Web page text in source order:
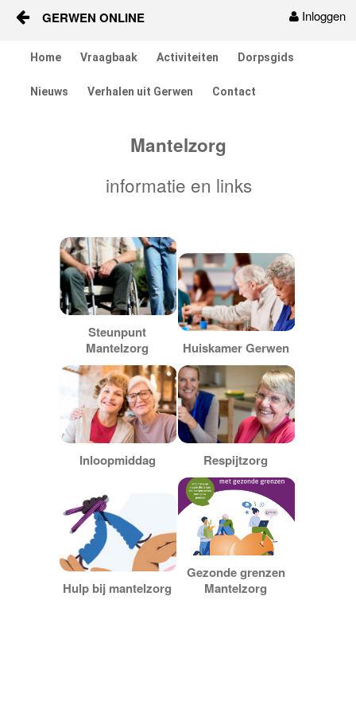
Inloggen
GERWEN ONLINE
Dorpsgids
Contact
Berichten en verhalen
Groepen
pakketfraude
Home Vraagbaak Activiteiten Dorpsgids
Nieuws Verhalen uit Gerwen Contact
Mantelzorg
informatie en links
Steunpunt
Mantelzorg
Huiskamer Gerwen
Inloopmiddag Respijtzorg
Hulp bij mantelzorg
Gezonde grenzen
Mantelzorg